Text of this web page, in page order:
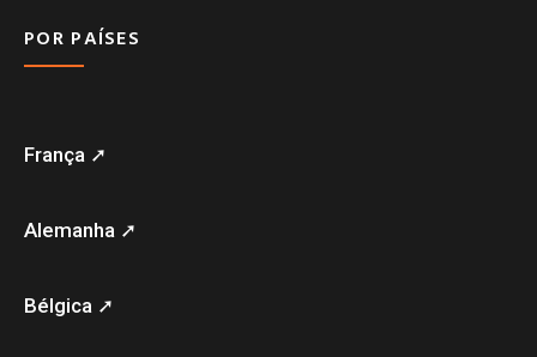
POR PAÍSES
França ➚
Alemanha ➚
Bélgica ➚